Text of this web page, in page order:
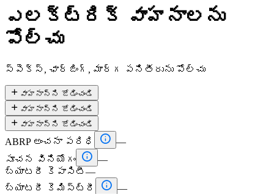
ఎలక్ట్రిక్ వాహనాలను
పోల్చు
స్పెక్స్, ఛార్జింగ్, మార్గ పనితీరును పోల్చు
 వాహనాన్ని జోడించండి
 వాహనాన్ని జోడించండి
 వాహనాన్ని జోడించండి
ABRP అంచనా పరిధి  —
సూచన వినియోగం  —
బ్యాటరీ కెపాసిటీ —
బ్యాటరీ కెమిస్ట్రీ
 —